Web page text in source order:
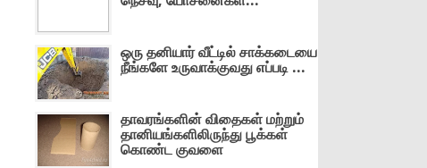
ஒரு தனியார் வீட்டில் சாக்கடையை
நீங்களே உருவாக்குவது எப்படி ...
தாவரங்களின் விதைகள் மற்றும்
தானியங்களிலிருந்து பூக்கள்
கொண்ட குவளை